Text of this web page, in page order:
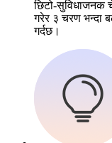
छिटो-सुविधाजनक
गरेर ३ चरण भन्दा
गर्दछ।